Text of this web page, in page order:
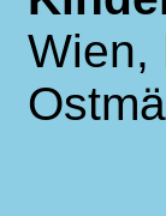
Wien,